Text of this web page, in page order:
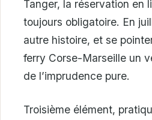
Tanger, la réservation en
toujours obligatoire. En
autre histoire, et se
ferry Corse-Marseille un
de l’imprudence pure.
Troisième élément,